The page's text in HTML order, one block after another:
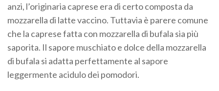
anzi, l’originaria caprese era di certo composta da
mozzarella di latte vaccino. Tuttavia è parere comune
che la caprese fatta con mozzarella di bufala sia più
saporita. Il sapore muschiato e dolce della mozzarella
di bufala si adatta perfettamente al sapore
leggermente acidulo dei pomodori.